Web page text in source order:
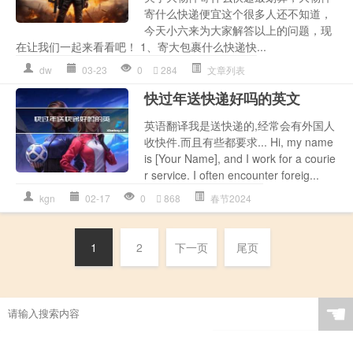
寄什么快递便宜这个很多人还不知道，
今天小六来为大家解答以上的问题，现
在让我们一起来看看吧！ 1、寄大包裹什么快递快...
dw 03-23 0 284 文章列表
快过年送快递好吗的英文
英语翻译我是送快递的,经常会有外国人
收快件.而且有些都要求... Hi, my name
is [Your Name], and I work for a courie
r service. I often encounter foreig...
kgn 02-17 0 868 春节2024
1 2 下一页 尾页
☚